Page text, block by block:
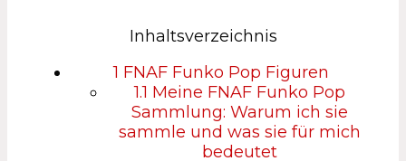
Inhaltsverzeichnis
1 FNAF Funko Pop Figuren
1.1 Meine FNAF Funko Pop
Sammlung: Warum ich sie
sammle und was sie für mich
bedeutet